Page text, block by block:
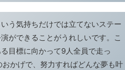
う気持ちだけでは立てないステー
ができることがうれしいです。こ
目標に向かって9人全員で走っ
かげで、努力すればどんな夢も叶